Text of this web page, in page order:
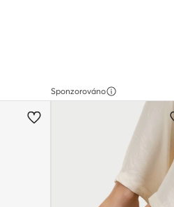
Sponzorováno